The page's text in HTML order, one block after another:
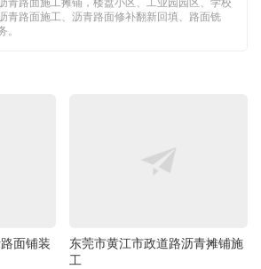
青路面施工、沥青路面修补翻新回填、路面铣
面铺装
东莞市黄江市政道路沥青摊铺施
工